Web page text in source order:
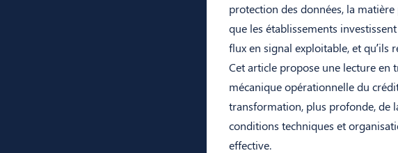
protection des données, la
que les établissements
flux en signal exploitable, et qu’ils
Cet article propose une lecture en
mécanique opérationnelle du
transformation, plus profonde, de
conditions techniques et
effective.